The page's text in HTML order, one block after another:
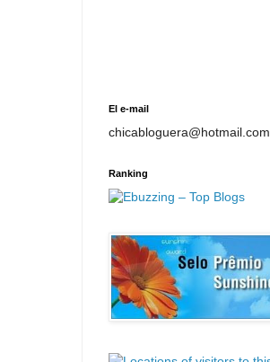
El e-mail
chicabloguera@hotmail.com
Ranking